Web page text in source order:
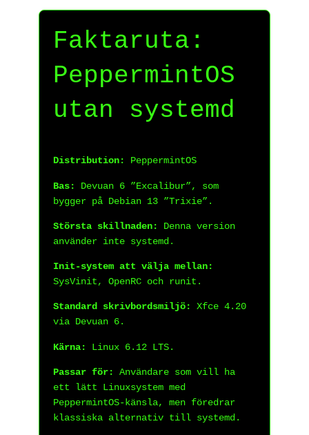
Faktaruta:
PeppermintOS
utan systemd
Distribution: PeppermintOS
Bas:
Devuan 6 ”Excalibur”, som
bygger på Debian 13 ”Trixie”.
Största skillnaden:
Denna version
använder inte systemd.
Init-system att välja mellan:
SysVinit, OpenRC och runit.
Standard skrivbordsmiljö:
Xfce 4.20
via Devuan 6.
Kärna: Linux 6.12 LTS.
Passar för:
Användare som vill ha
ett lätt Linuxsystem med
PeppermintOS-känsla, men föredrar
klassiska alternativ till systemd.